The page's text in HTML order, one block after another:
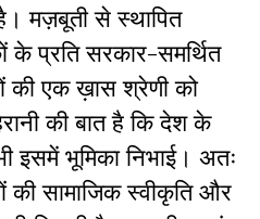
है। मज़बूती से स्थापित
के प्रति सरकार-समर्थित
की एक ख़ास श्रेणी को
की बात है कि देश के
इसमें भूमिका निभाई। अतः
की सामाजिक स्वीकृति और